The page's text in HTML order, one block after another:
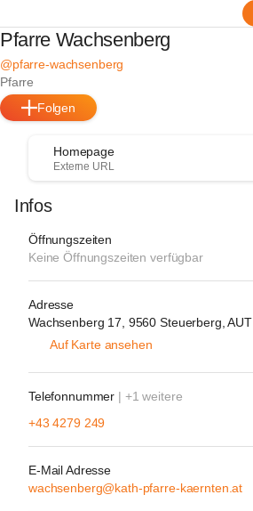
Pfarre Wachsenberg
@pfarre-wachsenberg
Pfarre
Folgen
Homepage
Externe URL
Infos
Öffnungszeiten
Keine Öffnungszeiten verfügbar
Adresse
Wachsenberg 17, 9560 Steuerberg, AUT
Auf Karte ansehen
Telefonnummer | +1 weitere
+43 4279 249
E-Mail Adresse
wachsenberg@kath-pfarre-kaernten.at